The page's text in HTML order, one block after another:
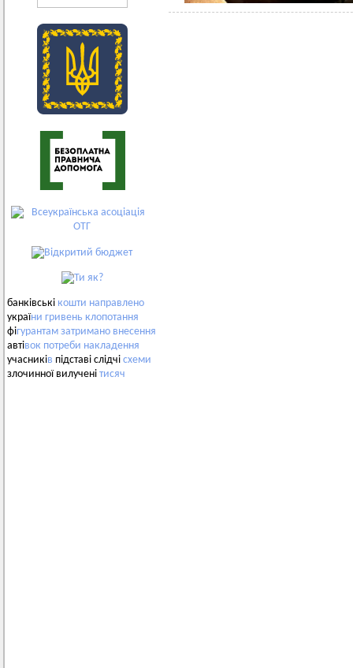
банківські кошти направлено
україни гривень клопотання
фігурантам затримано внесення
автівок потреби накладення
учасників підставі слідчі схеми
злочинної вилучені тисяч